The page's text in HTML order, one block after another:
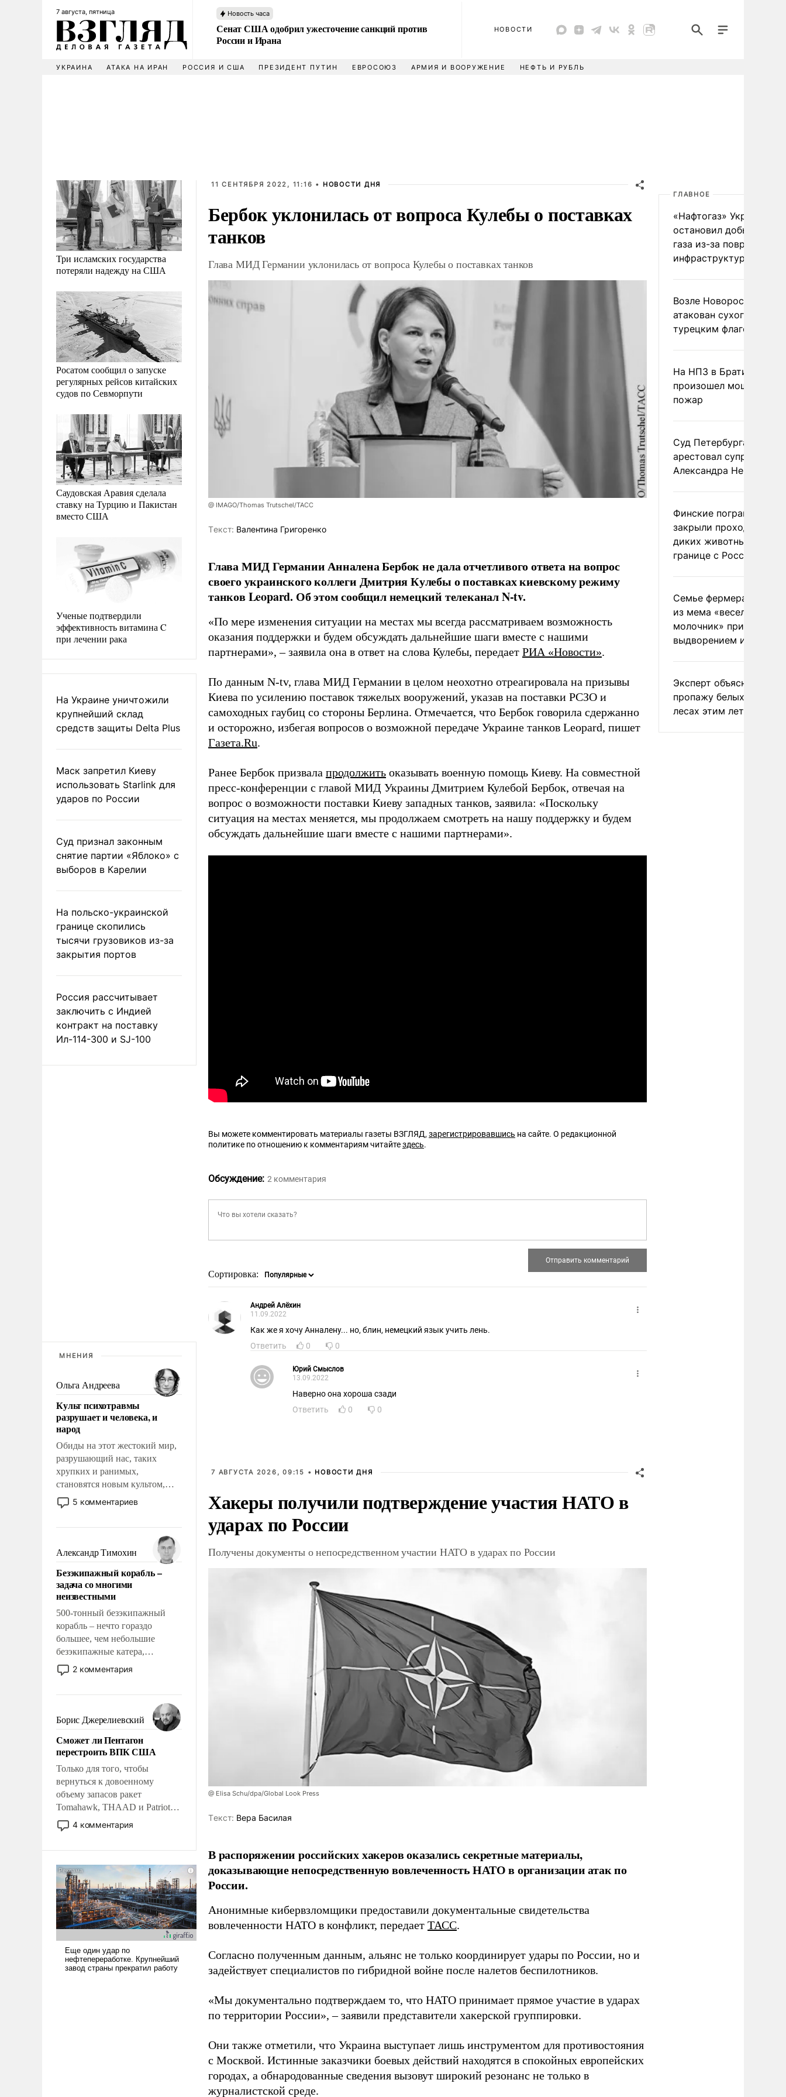
7 августа, пятница Новость часа
Сенат США одобрил ужесточение санкций против
России и Ирана
НОВОСТИ
УКРАИНА АТАКА НА ИРАН РОССИЯ И США ПРЕЗИДЕНТ ПУТИН ЕВРОСОЮЗ АРМИЯ И ВООРУЖЕНИЕ НЕФТЬ И РУБЛЬ
Три исламских государства
потеряли надежду на США
Росатом сообщил о запуске
регулярных рейсов китайских
судов по Севморпути
Саудовская Аравия сделала
ставку на Турцию и Пакистан
вместо США
Ученые подтвердили
эффективность витамина C
при лечении рака
На Украине уничтожили
крупнейший склад
средств защиты Delta Plus
Маск запретил Киеву
использовать Starlink для
ударов по России
Суд признал законным
снятие партии «Яблоко» с
выборов в Карелии
На польско-украинской
границе скопились
тысячи грузовиков из-за
закрытия портов
Россия рассчитывает
заключить с Индией
контракт на поставку
Ил-114-300 и SJ-100
МНЕНИЯ
Ольга Андреева
Культ психотравмы
разрушает и человека, и
народ
Обиды на этот жестокий мир,
разрушающий нас, таких
хрупких и ранимых,
становятся новым культом,
постепенно вытесняя и
отменяя традиционное
мужественным и твердым под
ударами судьбы, брать на себя
ответственность, помогать
слабым, идти вперед и
адаптироваться.
5 комментариев
Александр Тимохин
Безэкипажный корабль –
задача со многими
неизвестными
500-тонный безэкипажный
корабль – нечто гораздо
большее, чем небольшие
безэкипажные катера,
применение которых уже
стало обыденностью. Задача по
сложна и амбициозна. Однако
и ее реализация радикально
поднимет наши боевые
возможности.
2 комментария
Борис Джерелиевский
Сможет ли Пентагон
перестроить ВПК США
Только для того, чтобы
вернуться к довоенному
объему запасов ракет
Tomahawk, THAAD и Patriot
США потребуется более трех
лет. Даже небольшая война с
Сложившаяся ситуация
означает многолетний период
уязвимости США, например,
перед Китаем.
4 комментария
11 СЕНТЯБРЯ 2022, 11:16 • НОВОСТИ ДНЯ
Бербок уклонилась от вопроса Кулебы о поставках
танков
Глава МИД Германии уклонилась от вопроса Кулебы о поставках танков
@ IMAGO/Thomas Trutschel/ТАСС
Tекст: Валентина Григоренко
Глава МИД Германии Анналена Бербок не дала отчетливого ответа на вопрос
своего украинского коллеги Дмитрия Кулебы о поставках киевскому режиму
танков Leopard. Об этом сообщил немецкий телеканал N-tv.
«По мере изменения ситуации на местах мы всегда рассматриваем возможность
оказания поддержки и будем обсуждать дальнейшие шаги вместе с нашими
партнерами», – заявила она в ответ на слова Кулебы, передает РИА «Новости».
По данным N-tv, глава МИД Германии в целом неохотно отреагировала на призывы
Киева по усилению поставок тяжелых вооружений, указав на поставки РСЗО и
самоходных гаубиц со стороны Берлина. Отмечается, что Бербок говорила сдержанно
и осторожно, избегая вопросов о возможной передаче Украине танков Leopard, пишет
Газета.Ru.
Ранее Бербок призвала продолжить оказывать военную помощь Киеву. На совместной
пресс-конференции с главой МИД Украины Дмитрием Кулебой Бербок, отвечая на
вопрос о возможности поставки Киеву западных танков, заявила: «Поскольку
ситуация на местах меняется, мы продолжаем смотреть на нашу поддержку и будем
обсуждать дальнейшие шаги вместе с нашими партнерами».
Вы можете комментировать материалы газеты ВЗГЛЯД,зарегистрировавшись на сайте. О редакционной
политике по отношению к комментариям читайтездесь.
Обсуждение: 2 комментария
Сортировка:
Андрей Алёхин
11.09.2022
Как же я хочу Анналену... но, блин, немецкий язык учить лень.
Ответить
0 0
Юрий Смыслов
13.09.2022
Наверно она хороша сзади
Ответить
0 0
7 АВГУСТА 2026, 09:15 • НОВОСТИ ДНЯ
Хакеры получили подтверждение участия НАТО в
ударах по России
Получены документы о непосредственном участии НАТО в ударах по России
@ Elisa Schu/dpa/Global Look Press
Tекст: Вера Басилая
В распоряжении российских хакеров оказались секретные материалы,
доказывающие непосредственную вовлеченность НАТО в организации атак по
России.
Анонимные кибервзломщики предоставили документальные свидетельства
вовлеченности НАТО в конфликт, передает ТАСС.
Согласно полученным данным, альянс не только координирует удары по России, но и
задействует специалистов по гибридной войне после налетов беспилотников.
«Мы документально подтверждаем то, что НАТО принимает прямое участие в ударах
по территории России», – заявили представители хакерской группировки.
Они также отметили, что Украина выступает лишь инструментом для противостояния
с Москвой. Истинные заказчики боевых действий находятся в спокойных европейских
городах, а обнародованные сведения вызовут широкий резонанс не только в
журналистской среде.
ГЛАВНОЕ
«Нафтогаз» Украины
остановил добычу
газа из-за повреждения
инфраструктуры
Возле Новороссийска
атакован сухогруз под
турецким флагом
На НПЗ в Братиславе
произошел мощный
пожар
Суд Петербурга заочно
арестовал супругу
Александра Невзорова
Финские пограничники
закрыли проходы для
диких животных на
границе с Россией
Семье фермера
из мема «веселый
молочник» пригрозили
выдворением из
Эксперт объяснил
пропажу белых грибов
лесах этим летом